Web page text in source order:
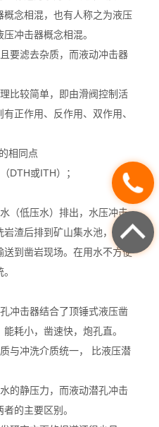
念相混，也有人称之为液压
冲击器概念相混。
要滤去杂质，而液动冲击器
比较简单，即由滑阀控制活
正作用、反作用、双作用、
相同点
DTH或ITH）；
（低压水）排出，水压冲击
渣后排到矿山集水池，沉淀
到凿岩现场。在用水不方便
冲击器结合了顶锤式液压凿
耗小，凿速快，炮孔直。
与冲洗介质统一， 比液压潜
的静压力，而液动潜孔冲击
的主要区别。